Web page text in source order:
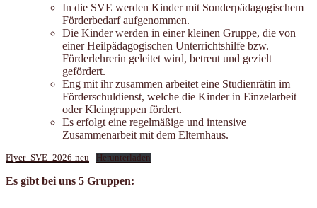
In die SVE werden Kinder mit Sonderpädagogischem
Förderbedarf aufgenommen.
Die Kinder werden in einer kleinen Gruppe, die von
einer Heilpädagogischen Unterrichtshilfe bzw.
Förderlehrerin geleitet wird, betreut und gezielt
gefördert.
Eng mit ihr zusammen arbeitet eine Studienrätin im
Förderschuldienst, welche die Kinder in Einzelarbeit
oder Kleingruppen fördert.
Es erfolgt eine regelmäßige und intensive
Zusammenarbeit mit dem Elternhaus.
Flyer_SVE_2026-neu Herunterladen
Es gibt bei uns 5 Gruppen: